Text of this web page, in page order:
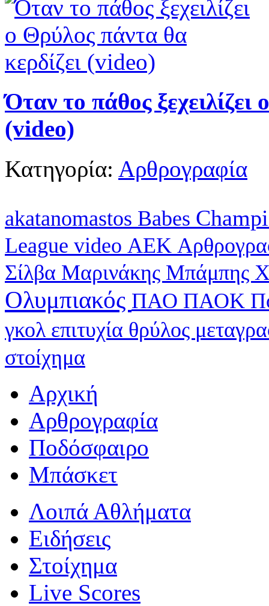
Όταν το πάθος
(video)
Κατηγορία: Αρθρογραφία
akatanomastos Babes
League video ΑΕΚ
Σίλβα Μαρινάκης Μπάμπης
Ολυμπιακός ΠΑΟ ΠΑΟΚ
γκολ επιτυχία θρύλος
στοίχημα
Αρχική
Αρθρογραφία
Ποδόσφαιρο
Μπάσκετ
Λοιπά Αθλήματα
Ειδήσεις
Στοίχημα
Live Scores